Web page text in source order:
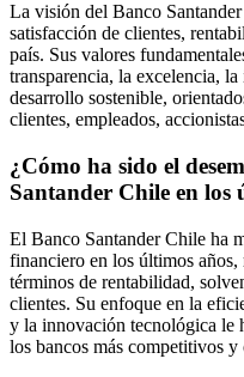
La visión del Banco
satisfacción de clientes,
país. Sus valores
transparencia, la excelencia,
desarrollo sostenible,
clientes, empleados,
¿Cómo ha sido el
Santander Chile en los
El Banco Santander Chile ha
financiero en los últimos
términos de rentabilidad,
clientes. Su enfoque en la
y la innovación tecnológica le
los bancos más competitivos